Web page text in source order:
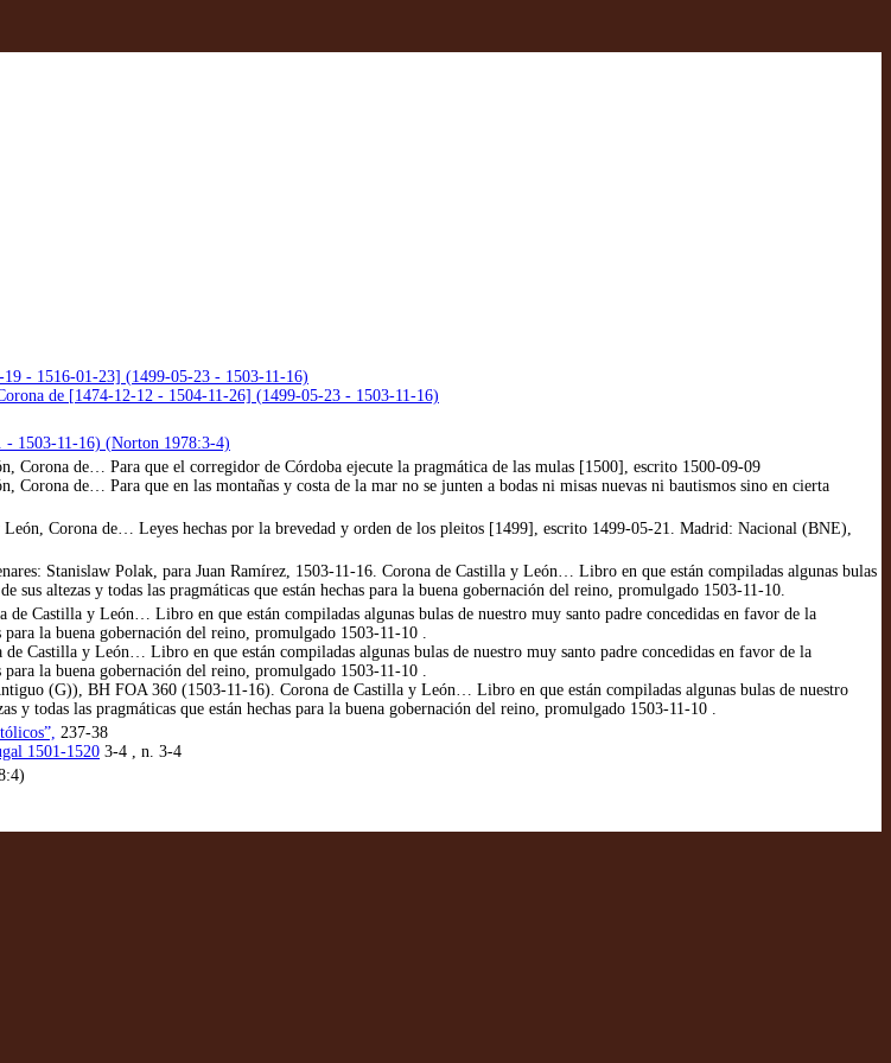
- 1516-01-23] (1499-05-23 - 1503-11-16)
de [1474-12-12 - 1504-11-26] (1499-05-23 - 1503-11-16)
- 1503-11-16) (Norton 1978:3-4)
Corona de… Para que el corregidor de Córdoba ejecute la pragmática de las mulas [1500], escrito 1500-09-09
de… Para que en las montañas y costa de la mar no se junten a bodas ni misas nuevas ni bautismos sino en cierta
Corona de… Leyes hechas por la brevedad y orden de los pleitos [1499], escrito 1499-05-21. Madrid: Nacional (BNE),
Stanislaw Polak, para Juan Ramírez, 1503-11-16. Corona de Castilla y León… Libro en que están compiladas algunas bulas
sus altezas y todas las pragmáticas que están hechas para la buena gobernación del reino, promulgado 1503-11-10.
Castilla y León… Libro en que están compiladas algunas bulas de nuestro muy santo padre concedidas en favor de la
para la buena gobernación del reino, promulgado 1503-11-10 .
Castilla y León… Libro en que están compiladas algunas bulas de nuestro muy santo padre concedidas en favor de la
para la buena gobernación del reino, promulgado 1503-11-10 .
(G)), BH FOA 360 (1503-11-16). Corona de Castilla y León… Libro en que están compiladas algunas bulas de nuestro
y todas las pragmáticas que están hechas para la buena gobernación del reino, promulgado 1503-11-10 .
237-38
1501-1520 3-4 , n. 3-4